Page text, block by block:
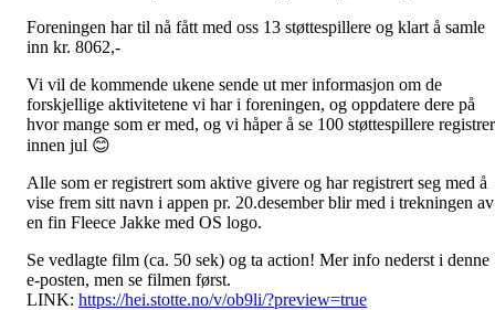
Foreningen har til nå fått med oss 13 støttespillere og klart å samle
inn kr. 8062,-
Vi vil de kommende ukene sende ut mer informasjon om de
forskjellige aktivitetene vi har i foreningen, og oppdatere dere på
hvor mange som er med, og vi håper å se 100 støttespillere
innen jul 😊
Alle som er registrert som aktive givere og har registrert seg med å
vise frem sitt navn i appen pr. 20.desember blir med i trekningen av
en fin Fleece Jakke med OS logo.
Se vedlagte film (ca. 50 sek) og ta action! Mer info nederst i denne
e-posten, men se filmen først.
LINK: https://hei.stotte.no/v/ob9li/?preview=true